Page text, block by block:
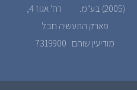
(2005) בע"מ. רח' אגוז 4,
פארק התעשיה חבל
מודיעין שוהם 7319900